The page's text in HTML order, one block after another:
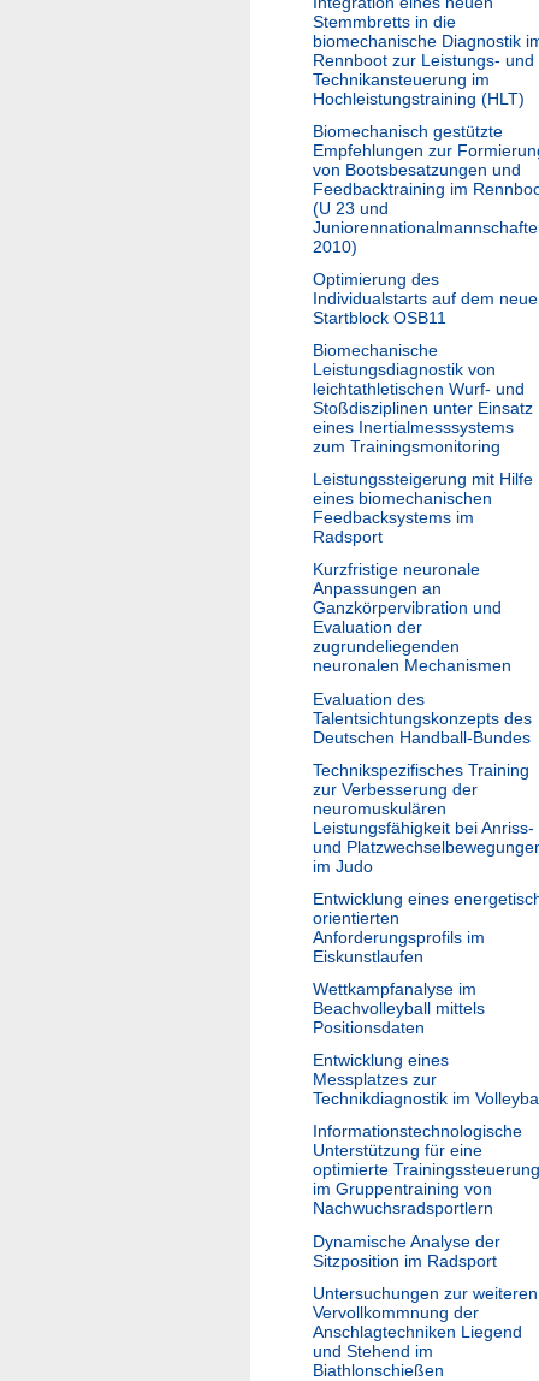
Stemmbretts in die
biomechanische Diagnostik
Rennboot zur Leistungs- und
Technikansteuerung im
Hochleistungstraining (HLT)
Biomechanisch gestützte
Empfehlungen zur
von Bootsbesatzungen und
Feedbacktraining im
(U 23 und
2010)
Optimierung des
Individualstarts auf dem
Startblock OSB11
Biomechanische
Leistungsdiagnostik von
leichtathletischen Wurf- und
Stoßdisziplinen unter Einsatz
eines Inertialmesssystems
zum Trainingsmonitoring
Leistungssteigerung mit Hilfe
eines biomechanischen
Feedbacksystems im
Radsport
Kurzfristige neuronale
Anpassungen an
Ganzkörpervibration und
Evaluation der
zugrundeliegenden
neuronalen Mechanismen
Evaluation des
Talentsichtungskonzepts des
Deutschen Handball-Bundes
Technikspezifisches Training
zur Verbesserung der
neuromuskulären
Leistungsfähigkeit bei Anriss-
und
im Judo
Entwicklung eines
orientierten
Anforderungsprofils im
Eiskunstlaufen
Wettkampfanalyse im
Beachvolleyball mittels
Positionsdaten
Entwicklung eines
Messplatzes zur
Technikdiagnostik im
Informationstechnologische
Unterstützung für eine
optimierte Trainingssteuerung
im Gruppentraining von
Nachwuchsradsportlern
Dynamische Analyse der
Sitzposition im Radsport
Untersuchungen zur weiteren
Vervollkommnung der
Anschlagtechniken Liegend
und Stehend im
Biathlonschießen